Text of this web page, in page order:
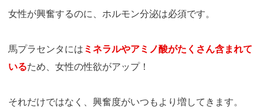
女性が興奮するのに、ホルモン分泌は必須です。
馬プラセンタには ミネラルやアミノ酸がたくさん含まれて
いるため、女性の性欲がアップ！
それだけではなく、興奮度がいつもより増してきます。